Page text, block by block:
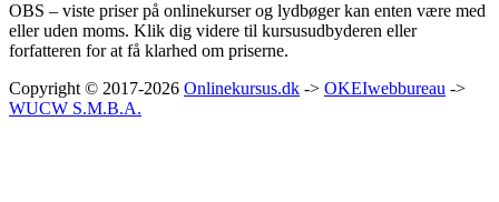
OBS – viste priser på onlinekurser og lydbøger kan enten være med
eller uden moms. Klik dig videre til kursusudbyderen eller
forfatteren for at få klarhed om priserne.
Copyright © 2017-2026 Onlinekursus.dk -> OKEIwebbureau ->
WUCW S.M.B.A.